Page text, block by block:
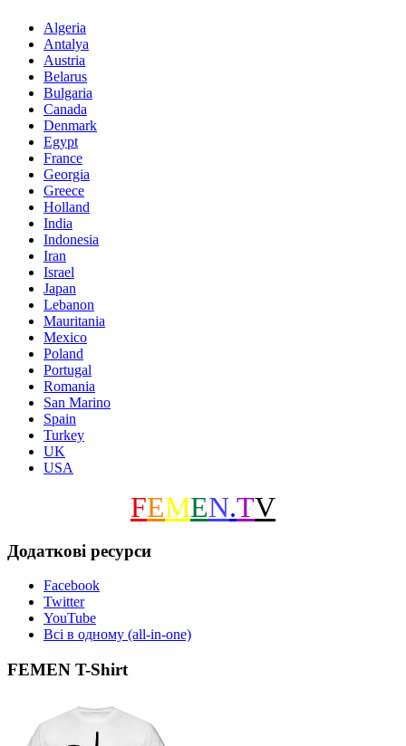
Algeria
Antalya
Austria
Belarus
Bulgaria
Canada
Denmark
Egypt
France
Georgia
Greece
Holland
India
Indonesia
Iran
Israel
Japan
Lebanon
Mauritania
Mexico
Poland
Portugal
Romania
San Marino
Spain
Turkey
UK
USA
FEMEN.TV
Додаткові ресурси
Facebook
Twitter
YouTube
Всі в одному (all-in-one)
FEMEN T-Shirt